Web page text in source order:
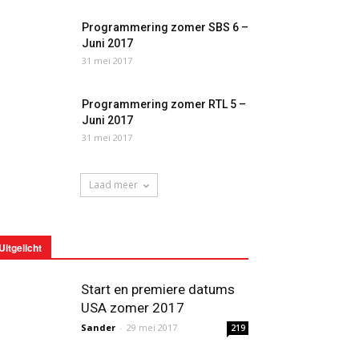
Programmering zomer SBS 6 –
Juni 2017
31 mei 2017
Programmering zomer RTL 5 –
Juni 2017
31 mei 2017
Laad meer
Uitgelicht
Start en premiere datums
USA zomer 2017
Sander - 29 mei 2017 219